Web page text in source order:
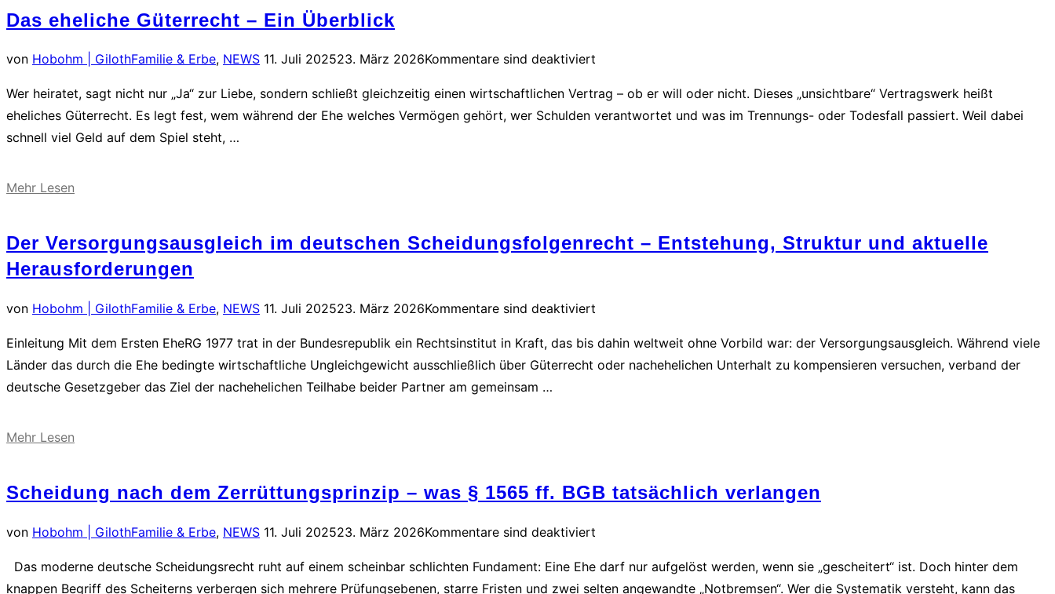
im
Familienrecht:
Joseph
verstärkt
unser
Das eheliche Güterrecht – Ein Überblick
von Hobohm | GilothFamilie & Erbe, NEWSVeröffentlicht
11. Juli 202523. März 2026Kommentare sind deaktiviert
Wer heiratet, sagt nicht nur „Ja“ zur Liebe, sondern schließt gleichzeitig einen wirtschaftlichen Vertrag – ob er will oder nicht. Dieses „unsichtbare“ Vertragswerk heißt
eheliches Güterrecht. Es legt fest, wem während der Ehe welches Vermögen gehört, wer Schulden verantwortet und was im Trennungs- oder Todesfall passiert. Weil dabei
schnell viel Geld auf dem Spiel steht, …
Mehr über
Güterrecht
–
Überblick“
Lesen
Der Versorgungsausgleich im deutschen Scheidungsfolgenrecht – Entstehung, Struktur und aktuelle
Herausforderungen
von Hobohm | GilothFamilie & Erbe, NEWSVeröffentlicht
11. Juli 202523. März 2026Kommentare sind deaktiviert
Einleitung Mit dem Ersten EheRG 1977 trat in der Bundesrepublik ein Rechtsinstitut in Kraft, das bis dahin weltweit ohne Vorbild war: der Versorgungsausgleich. Während viele
Länder das durch die Ehe bedingte wirtschaftliche Ungleichgewicht ausschließlich über Güterrecht oder nachehelichen Unterhalt zu kompensieren versuchen, verband der
deutsche Gesetzgeber das Ziel der nachehelichen Teilhabe beider Partner am gemeinsam …
Mehr über
im
deutschen
–
Entstehung,
Lesen
Scheidung nach dem Zerrüttungsprinzip – was § 1565 ff. BGB tatsächlich verlangen
von Hobohm | GilothFamilie & Erbe, NEWSVeröffentlicht
11. Juli 202523. März 2026Kommentare sind deaktiviert
Das moderne deutsche Scheidungsrecht ruht auf einem scheinbar schlichten Fundament: Eine Ehe darf nur aufgelöst werden, wenn sie „gescheitert“ ist. Doch hinter dem
knappen Begriff des Scheiterns verbergen sich mehrere Prüfungsebenen, starre Fristen und zwei selten angewandte „Notbremsen“. Wer die Systematik versteht, kann das